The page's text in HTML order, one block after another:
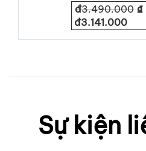
đ3.490.000 ₫
đ3.141.000
Sự kiện